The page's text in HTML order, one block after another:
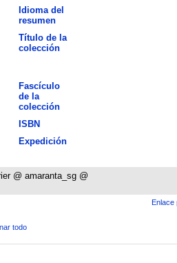
Idioma del
resumen
Título de la
colección
Fascículo
de la
colección
ISBN
Expedición
@ amaranta_sg @
Enlace
todo